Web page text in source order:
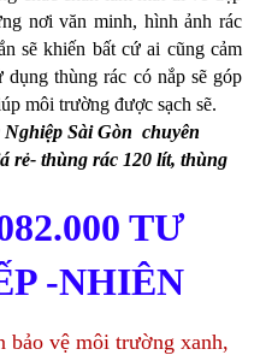
nơi văn minh, hình ảnh rác
sẽ khiến bất cứ ai cũng cảm
thùng rác có nắp sẽ góp
môi trường được sạch sẽ.
Sài Gòn chuyên
rẻ- thùng rác 120 lít, thùng
TƯ
-NHIÊN
bảo vệ môi trường xanh,